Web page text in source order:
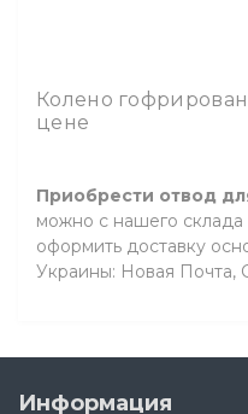
Колено
цене
Приобрести отвод
можно с нашего
оформить доставку
Украины: Новая Почта,
Информация